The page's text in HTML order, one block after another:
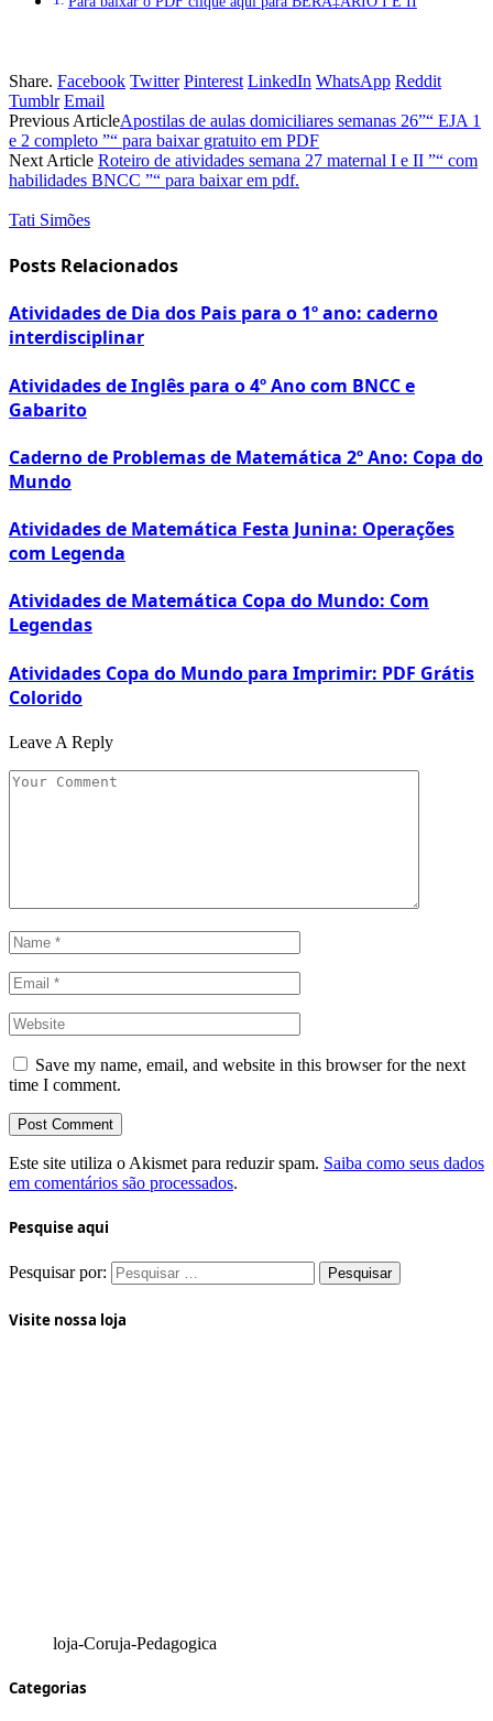
Share. Facebook Twitter Pinterest LinkedIn WhatsApp Reddit
Tumblr Email
Previous ArticleApostilas de aulas domiciliares semanas 26”“ EJA 1
e 2 completo ”“ para baixar gratuito em PDF
Next Article Roteiro de atividades semana 27 maternal I e II ”“ com
habilidades BNCC ”“ para baixar em pdf.
Tati Simões
Posts Relacionados
Atividades de Dia dos Pais para o 1º ano: caderno
interdisciplinar
Atividades de Inglês para o 4º Ano com BNCC e
Gabarito
Caderno de Problemas de Matemática 2º Ano: Copa do
Mundo
Atividades de Matemática Festa Junina: Operações
com Legenda
Atividades de Matemática Copa do Mundo: Com
Legendas
Atividades Copa do Mundo para Imprimir: PDF Grátis
Colorido
Leave A Reply
Save my name, email, and website in this browser for the next
time I comment.
Este site utiliza o Akismet para reduzir spam. Saiba como seus dados
em comentários são processados.
Pesquise aqui
Pesquisar por:
Visite nossa loja
loja-Coruja-Pedagogica
Categorias